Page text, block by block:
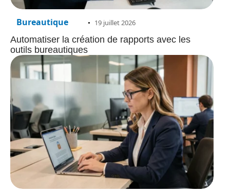
Bureautique 19 juillet 2026
Automatiser la création de rapports avec les
outils bureautiques